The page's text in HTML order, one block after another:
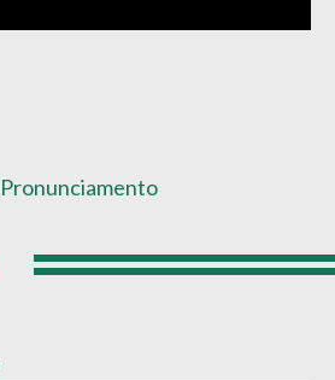
Pronunciamento